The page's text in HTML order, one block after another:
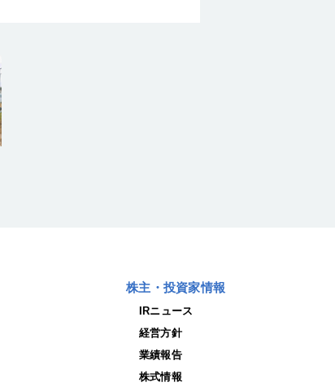
株主・投資家情報
IRニュース
経営方針
業績報告
株式情報